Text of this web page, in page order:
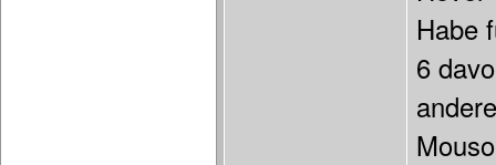
Habe
6